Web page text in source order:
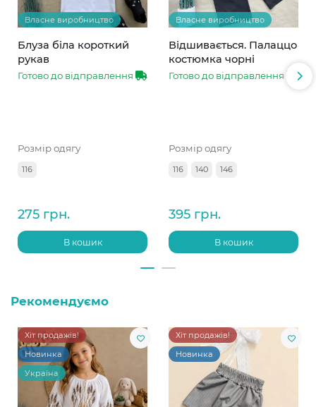
Власне виробництво
Блуза біла короткий
рукав
Готово до відправлення
Розмір одягу
116
275 грн.
В кошик
Власне виробництво
Відшивається. Палаццо
костюмка чорні
Готово до відправлення
Розмір одягу
116 140 146
395 грн.
В кошик
Рекомендуємо
Хіт продажів!
Новинка
Україна
Хіт продажів!
Новинка